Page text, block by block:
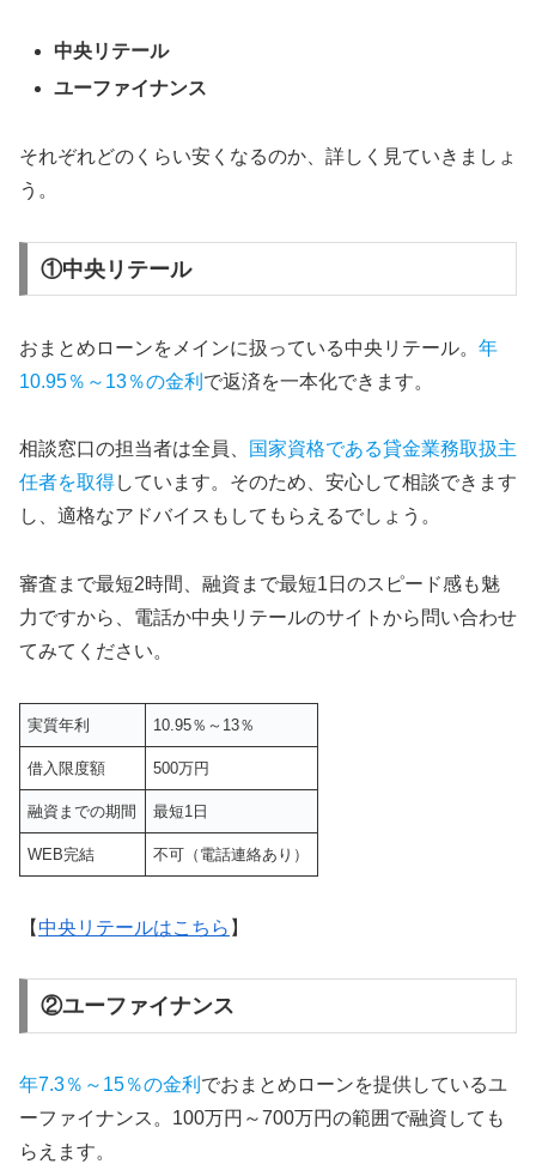
中央リテール
ユーファイナンス
それぞれどのくらい安くなるのか、詳しく見ていきましょ
う。
①中央リテール
おまとめローンをメインに扱っている中央リテール。 年
10.95％～13％の金利 で返済を一本化できます。
相談窓口の担当者は全員、
国家資格である貸金業務取扱主
任者を取得しています。そのため、安心して相談できます
し、適格なアドバイスもしてもらえるでしょう。
審査まで最短2時間、融資まで最短1日のスピード感も魅
力ですから、電話か中央リテールのサイトから問い合わせ
てみてください。
実質年利 10.95％～13％
借入限度額 500万円
融資までの期間 最短1日
WEB完結 不可（電話連絡あり）
【中央リテールはこちら 】
②ユーファイナンス
年7.3％～15％の金利 でおまとめローンを提供しているユ
ーファイナンス。100万円～700万円の範囲で融資しても
らえます。